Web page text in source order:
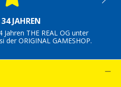
JAHREN
THE REAL OG unter
der ORIGINAL GAMESHOP.